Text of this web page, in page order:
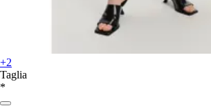
+2
Taglia
*